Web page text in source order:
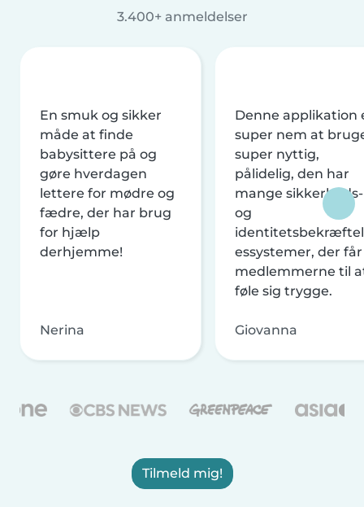
3.400+ anmeldelser
En smuk og sikker
måde at finde
babysittere på og
gøre hverdagen
lettere for mødre og
fædre, der har brug
for hjælp
derhjemme!
Nerina
Denne applikation
super nem at
super nyttig,
pålidelig, den har
mange sikkerheds-
og
essystemer, der får
medlemmerne til
føle sig trygge.
Giovanna
Tilmeld mig!